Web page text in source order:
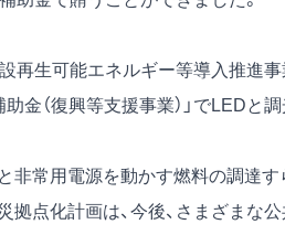
再生可能エネルギー等導入推進
金（復興等支援事業）」でLED
常用電源を動かす燃料の調達
点化計画は、今後、さまざまな